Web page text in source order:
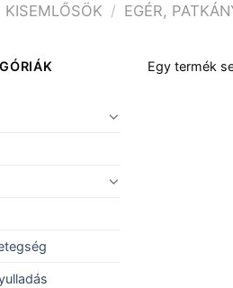
KISEMLŐSÖK / EGÉR,
Egy termék